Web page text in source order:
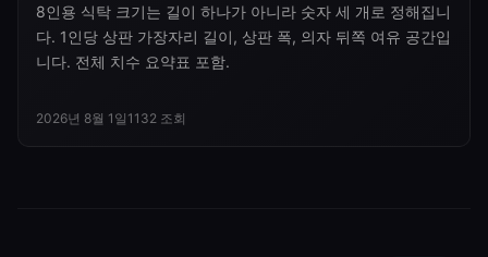
8인용 식탁 크기는 길이 하나가 아니라 숫자 세 개로 정해집니
다. 1인당 상판 가장자리 길이, 상판 폭, 의자 뒤쪽 여유 공간입
니다. 전체 치수 요약표 포함.
2026년 8월 1일 1132 조회